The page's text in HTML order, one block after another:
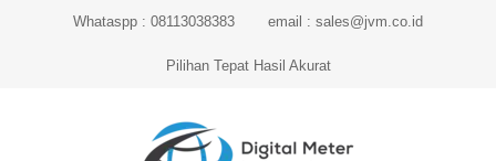
Whataspp : 08113038383 email : sales@jvm.co.id
Pilihan Tepat Hasil Akurat